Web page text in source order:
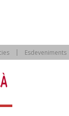
Esdeveniments